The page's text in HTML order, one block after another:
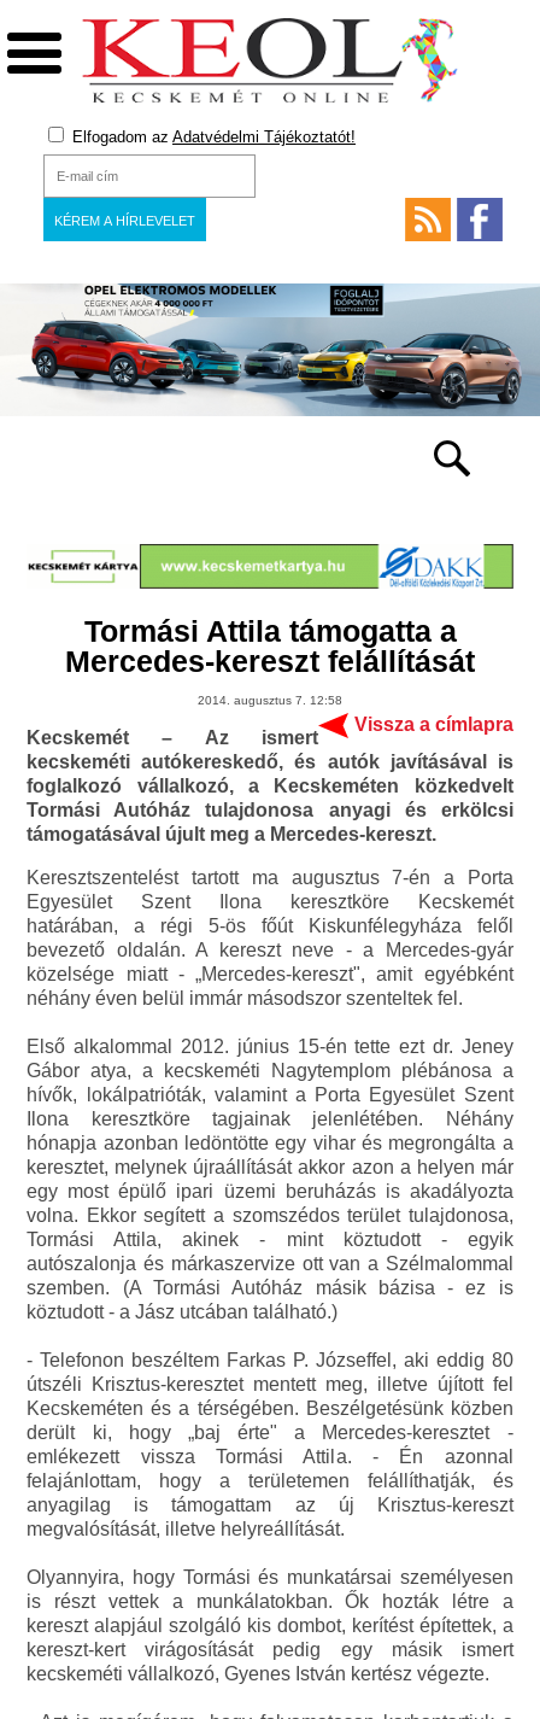
Elfogadom az Adatvédelmi Tájékoztatót!
Tormási Attila támogatta a
Mercedes-kereszt felállítását
2014. augusztus 7. 12:58
Vissza a címlapra
Kecskemét – Az ismert
kecskeméti autókereskedő, és autók javításával is
foglalkozó vállalkozó, a Kecskeméten közkedvelt
Tormási Autóház tulajdonosa anyagi és erkölcsi
támogatásával újult meg a Mercedes-kereszt.
Keresztszentelést tartott ma augusztus 7-én a Porta
Egyesület Szent Ilona keresztköre Kecskemét
határában, a régi 5-ös főút Kiskunfélegyháza felől
bevezető oldalán. A kereszt neve - a Mercedes-gyár
közelsége miatt - „Mercedes-kereszt", amit egyébként
néhány éven belül immár másodszor szenteltek fel.
Első alkalommal 2012. június 15-én tette ezt dr. Jeney
Gábor atya, a kecskeméti Nagytemplom plébánosa a
hívők, lokálpatrióták, valamint a Porta Egyesület Szent
Ilona keresztköre tagjainak jelenlétében. Néhány
hónapja azonban ledöntötte egy vihar és megrongálta a
keresztet, melynek újraállítását akkor azon a helyen már
egy most épülő ipari üzemi beruházás is akadályozta
volna. Ekkor segített a szomszédos terület tulajdonosa,
Tormási Attila, akinek - mint köztudott - egyik
autószalonja és márkaszervize ott van a Szélmalommal
szemben. (A Tormási Autóház másik bázisa - ez is
köztudott - a Jász utcában található.)
- Telefonon beszéltem Farkas P. Józseffel, aki eddig 80
útszéli Krisztus-keresztet mentett meg, illetve újított fel
Kecskeméten és a térségében. Beszélgetésünk közben
derült ki, hogy „baj érte" a Mercedes-keresztet -
emlékezett vissza Tormási Attila. - Én azonnal
felajánlottam, hogy a területemen felállíthatják, és
anyagilag is támogattam az új Krisztus-kereszt
megvalósítását, illetve helyreállítását.
Olyannyira, hogy Tormási és munkatársai személyesen
is részt vettek a munkálatokban. Ők hozták létre a
kereszt alapjául szolgáló kis dombot, kerítést építettek, a
kereszt-kert virágosítását pedig egy másik ismert
kecskeméti vállalkozó, Gyenes István kertész végezte.